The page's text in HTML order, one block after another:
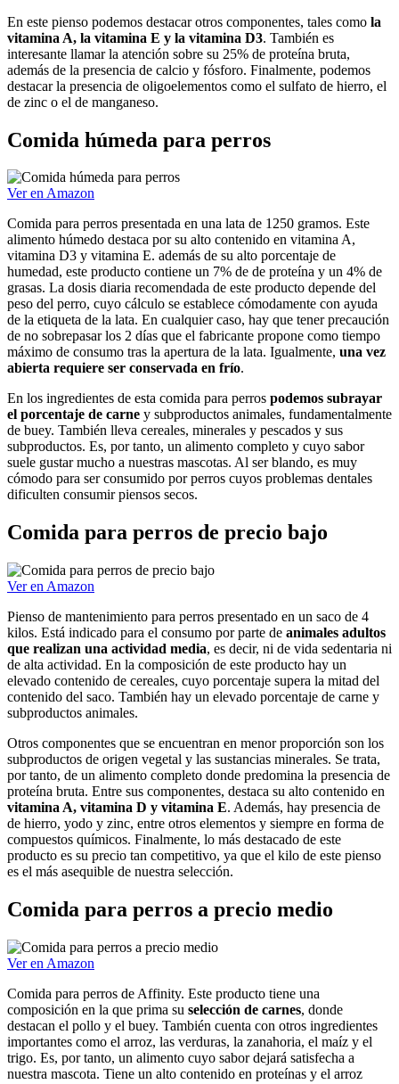
En este pienso podemos destacar otros componentes, tales como la
vitamina A, la vitamina E y la vitamina D3. También es
interesante llamar la atención sobre su 25% de proteína bruta,
además de la presencia de calcio y fósforo. Finalmente, podemos
destacar la presencia de oligoelementos como el sulfato de hierro, el
de zinc o el de manganeso.
Comida húmeda para perros
Ver en Amazon
Comida para perros presentada en una lata de 1250 gramos. Este
alimento húmedo destaca por su alto contenido en vitamina A,
vitamina D3 y vitamina E. además de su alto porcentaje de
humedad, este producto contiene un 7% de de proteína y un 4% de
grasas. La dosis diaria recomendada de este producto depende del
peso del perro, cuyo cálculo se establece cómodamente con ayuda
de la etiqueta de la lata. En cualquier caso, hay que tener precaución
de no sobrepasar los 2 días que el fabricante propone como tiempo
máximo de consumo tras la apertura de la lata. Igualmente, una vez
abierta requiere ser conservada en frío.
En los ingredientes de esta comida para perros podemos subrayar
el porcentaje de carne y subproductos animales, fundamentalmente
de buey. También lleva cereales, minerales y pescados y sus
subproductos. Es, por tanto, un alimento completo y cuyo sabor
suele gustar mucho a nuestras mascotas. Al ser blando, es muy
cómodo para ser consumido por perros cuyos problemas dentales
dificulten consumir piensos secos.
Comida para perros de precio bajo
Ver en Amazon
Pienso de mantenimiento para perros presentado en un saco de 4
kilos. Está indicado para el consumo por parte de animales adultos
que realizan una actividad media, es decir, ni de vida sedentaria ni
de alta actividad. En la composición de este producto hay un
elevado contenido de cereales, cuyo porcentaje supera la mitad del
contenido del saco. También hay un elevado porcentaje de carne y
subproductos animales.
Otros componentes que se encuentran en menor proporción son los
subproductos de origen vegetal y las sustancias minerales. Se trata,
por tanto, de un alimento completo donde predomina la presencia de
proteína bruta. Entre sus componentes, destaca su alto contenido en
vitamina A, vitamina D y vitamina E. Además, hay presencia de
de hierro, yodo y zinc, entre otros elementos y siempre en forma de
compuestos químicos. Finalmente, lo más destacado de este
producto es su precio tan competitivo, ya que el kilo de este pienso
es el más asequible de nuestra selección.
Comida para perros a precio medio
Ver en Amazon
Comida para perros de Affinity. Este producto tiene una
composición en la que prima su selección de carnes, donde
destacan el pollo y el buey. También cuenta con otros ingredientes
importantes como el arroz, las verduras, la zanahoria, el maíz y el
trigo. Es, por tanto, un alimento cuyo sabor dejará satisfecha a
nuestra mascota. Tiene un alto contenido en proteínas y el arroz